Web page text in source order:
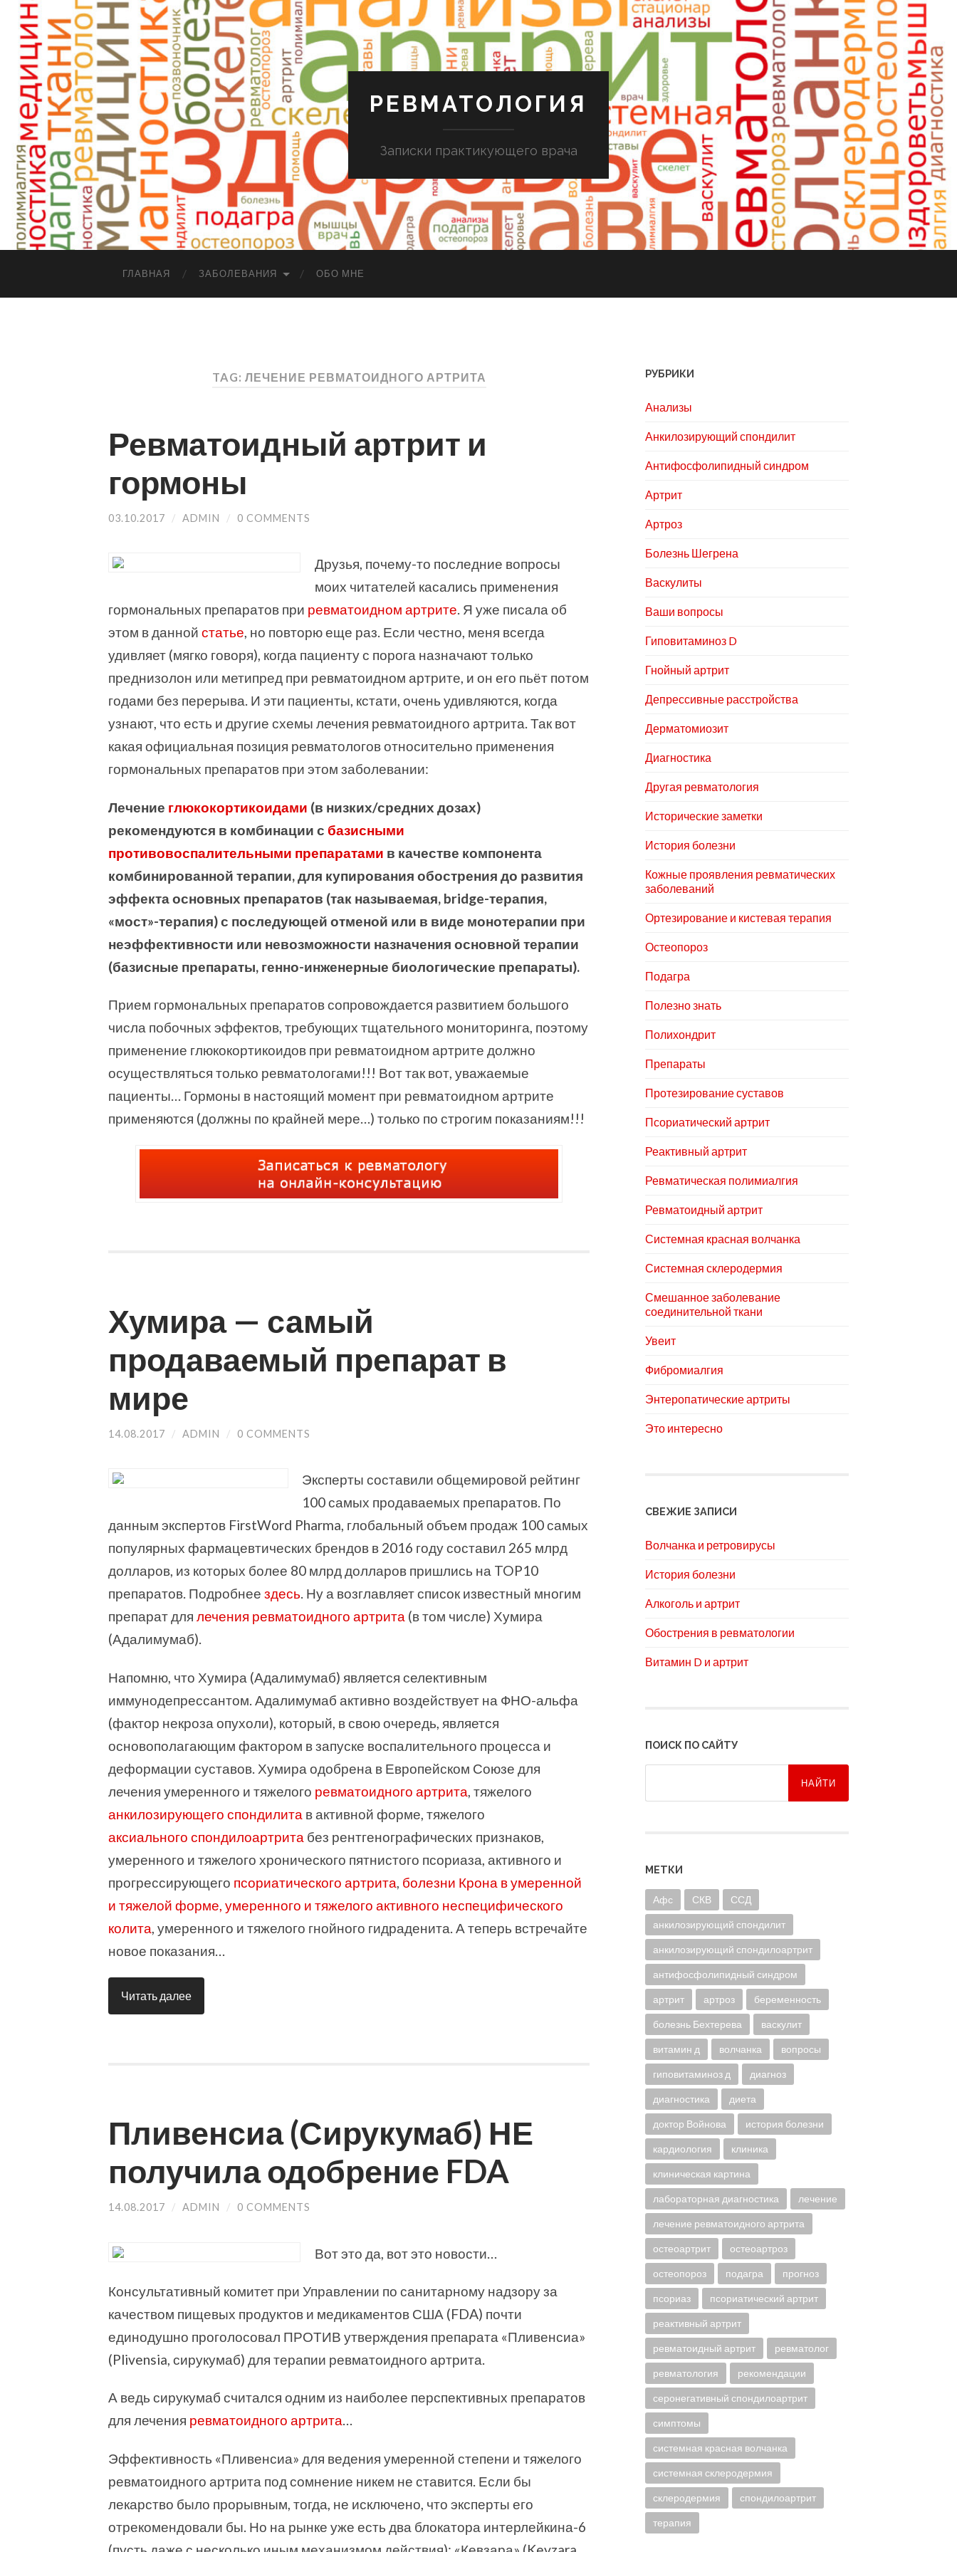
РЕВМАТОЛОГИЯ
Записки практикующего врача
ГЛАВНАЯ ЗАБОЛЕВАНИЯ ОБО МНЕ
TAG: ЛЕЧЕНИЕ РЕВМАТОИДНОГО АРТРИТА
Ревматоидный артрит и
гормоны
03.10.2017 / ADMIN / 0 COMMENTS
Друзья, почему-то последние вопросы
моих читателей касались применения
гормональных препаратов при ревматоидном артрите. Я уже писала об
этом в данной статье, но повторю еще раз. Если честно, меня всегда
удивляет (мягко говоря), когда пациенту с порога назначают только
преднизолон или метипред при ревматоидном артрите, и он его пьёт потом
годами без перерыва. И эти пациенты, кстати, очень удивляются, когда
узнают, что есть и другие схемы лечения ревматоидного артрита. Так вот
какая официальная позиция ревматологов относительно применения
гормональных препаратов при этом заболевании:
Лечение глюкокортикоидами (в низких/средних дозах)
рекомендуются в комбинации с базисными
противовоспалительными препаратами в качестве компонента
комбинированной терапии, для купирования обострения до развития
эффекта основных препаратов (так называемая, bridge-терапия,
«мост»-терапия) с последующей отменой или в виде монотерапии при
неэффективности или невозможности назначения основной терапии
(базисные препараты, генно-инженерные биологические препараты).
Прием гормональных препаратов сопровождается развитием большого
числа побочных эффектов, требующих тщательного мониторинга, поэтому
применение глюкокортикоидов при ревматоидном артрите должно
осуществляться только ревматологами!!! Вот так вот, уважаемые
пациенты… Гормоны в настоящий момент при ревматоидном артрите
применяются (должны по крайней мере…) только по строгим показаниям!!!
Хумира — самый
продаваемый препарат в
мире
14.08.2017 / ADMIN / 0 COMMENTS
Эксперты составили общемировой рейтинг
100 самых продаваемых препаратов. По
данным экспертов FirstWord Pharma, глобальный объем продаж 100 самых
популярных фармацевтических брендов в 2016 году составил 265 млрд
долларов, из которых более 80 млрд долларов пришлись на TOP10
препаратов. Подробнее здесь. Ну а возглавляет список известный многим
препарат для лечения ревматоидного артрита (в том числе) Хумира
(Адалимумаб).
Напомню, что Хумира (Адалимумаб) является селективным
иммунодепрессантом. Адалимумаб активно воздействует на ФНО-альфа
(фактор некроза опухоли), который, в свою очередь, является
основополагающим фактором в запуске воспалительного процесса и
деформации суставов. Хумира одобрена в Европейском Союзе для
лечения умеренного и тяжелого ревматоидного артрита, тяжелого
анкилозирующего спондилита в активной форме, тяжелого
аксиального спондилоартрита без рентгенографических признаков,
умеренного и тяжелого хронического пятнистого псориаза, активного и
прогрессирующего псориатического артрита, болезни Крона в умеренной
и тяжелой форме, умеренного и тяжелого активного неспецифического
колита, умеренного и тяжелого гнойного гидраденита. А теперь встречайте
новое показания…
Читать далее
Пливенсиа (Сирукумаб) НЕ
получила одобрение FDA
14.08.2017 / ADMIN / 0 COMMENTS
Вот это да, вот это новости…
Консультативный комитет при Управлении по санитарному надзору за
качеством пищевых продуктов и медикаментов США (FDA) почти
единодушно проголосовал ПРОТИВ утверждения препарата «Пливенсиа»
(Plivensia, сирукумаб) для терапии ревматоидного артрита.
А ведь сирукумаб считался одним из наиболее перспективных препаратов
для лечения ревматоидного артрита…
Эффективность «Пливенсиа» для ведения умеренной степени и тяжелого
ревматоидного артрита под сомнение никем не ставится. Если бы
лекарство было прорывным, тогда, не исключено, что эксперты его
отрекомендовали бы. Но на рынке уже есть два блокатора интерлейкина-6
РУБРИКИ
Анализы
Анкилозирующий спондилит
Антифосфолипидный синдром
Артрит
Артроз
Болезнь Шегрена
Васкулиты
Ваши вопросы
Гиповитаминоз D
Гнойный артрит
Депрессивные расстройства
Дерматомиозит
Диагностика
Другая ревматология
Исторические заметки
История болезни
Кожные проявления ревматических
заболеваний
Ортезирование и кистевая терапия
Остеопороз
Подагра
Полезно знать
Полихондрит
Препараты
Протезирование суставов
Псориатический артрит
Реактивный артрит
Ревматическая полимиалгия
Ревматоидный артрит
Системная красная волчанка
Системная склеродермия
Смешанное заболевание
соединительной ткани
Увеит
Фибромиалгия
Энтеропатические артриты
Это интересно
СВЕЖИЕ ЗАПИСИ
Волчанка и ретровирусы
История болезни
Алкоголь и артрит
Обострения в ревматологии
Витамин D и артрит
ПОИСК ПО САЙТУ
МЕТКИ
Афс СКВ ССД
анкилозирующий спондилит
анкилозирующий спондилоартрит
антифосфолипидный синдром
артрит артроз беременность
болезнь Бехтерева васкулит
витамин д волчанка вопросы
гиповитаминоз д диагноз
диагностика диета
доктор Войнова история болезни
кардиология клиника
клиническая картина
лабораторная диагностика лечение
лечение ревматоидного артрита
остеоартрит остеоартроз
остеопороз подагра прогноз
псориаз псориатический артрит
реактивный артрит
ревматоидный артрит ревматолог
ревматология рекомендации
серонегативный спондилоартрит
симптомы
системная красная волчанка
системная склеродермия
склеродермия спондилоартрит
терапия